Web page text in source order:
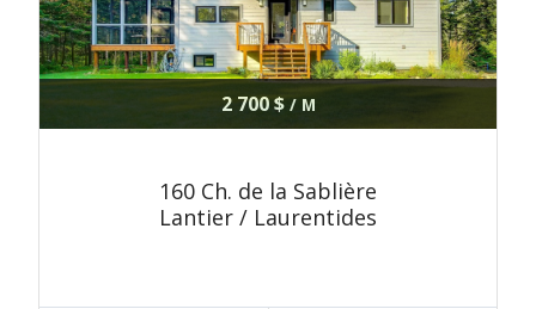
2 700 $/ M
160 Ch. de la Sablière
Lantier / Laurentides